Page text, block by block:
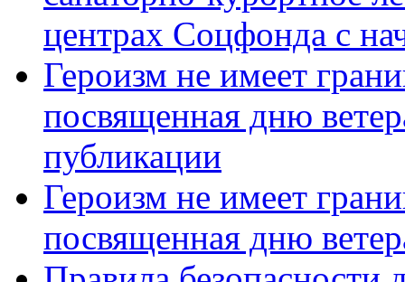
центрах Соцфонда с
Героизм не имеет
посвященная дню
публикации
Героизм не имеет
посвященная дню